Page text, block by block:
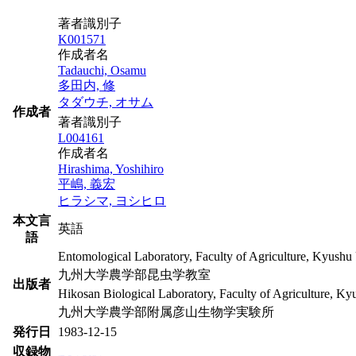
作成者
著者識別子
K001571
作成者名
Tadauchi, Osamu
多田内, 修
タダウチ, オサム
著者識別子
L004161
作成者名
Hirashima, Yoshihiro
平嶋, 義宏
ヒラシマ, ヨシヒロ
本文言
語
英語
出版者
Entomological Laboratory, Faculty of Agriculture,
九州大学農学部昆虫学教室
Hikosan Biological Laboratory, Faculty of Agriculture,
九州大学農学部附属彦山生物学実験所
発行日
1983-12-15
収録物